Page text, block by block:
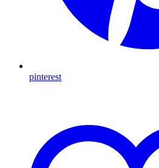
pinterest